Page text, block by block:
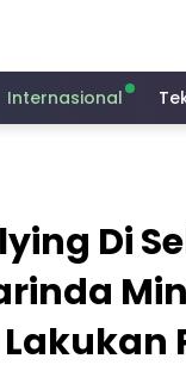
Internasional
Di